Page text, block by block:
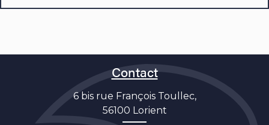
Contact
6 bis rue François Toullec,
56100 Lorient